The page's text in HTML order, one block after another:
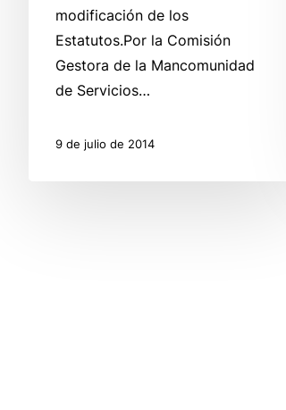
modificación de los
Estatutos.Por la Comisión
Gestora de la Mancomunidad
de Servicios…
9 de julio de 2014